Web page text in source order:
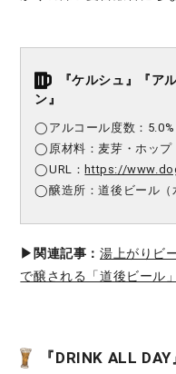
『ケルシュ』『ア
ン』
◯アルコール度数：5.0%
◯原材料：麦芽・ホップ
◯URL：https://
◯醸造所：道後ビール（
▶︎関連記事： 湯上がりビ
で醸される「道後ビール
『DRINK ALL